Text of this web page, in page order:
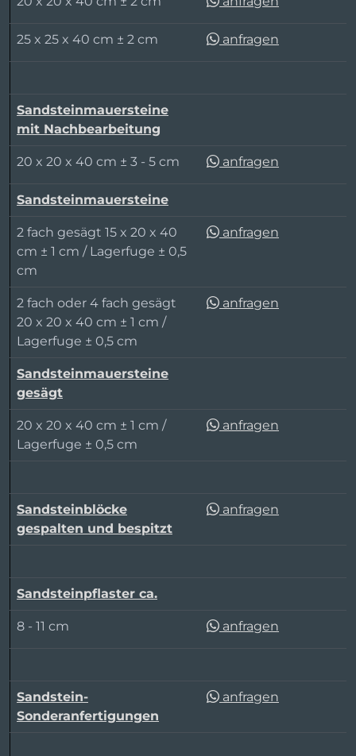
25 x 25 x 40 cm ± 2 cm anfragen
Sandsteinmauersteine
mit Nachbearbeitung
20 x 20 x 40 cm ± 3 - 5 cm anfragen
Sandsteinmauersteine
2 fach gesägt 15 x 20 x 40
cm ± 1 cm / Lagerfuge ± 0,5
cm
anfragen
2 fach oder 4 fach gesägt
20 x 20 x 40 cm ± 1 cm /
Lagerfuge ± 0,5 cm
anfragen
Sandsteinmauersteine
gesägt
20 x 20 x 40 cm ± 1 cm /
Lagerfuge ± 0,5 cm
anfragen
Sandsteinblöcke
gespalten und bespitzt
anfragen
Sandsteinpflaster ca.
8 - 11 cm anfragen
Sandstein-
Sonderanfertigungen
anfragen